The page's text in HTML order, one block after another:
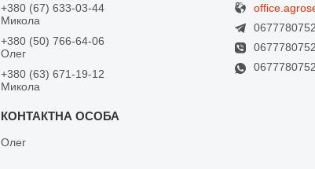
+380 (67) 633-03-44
Микола
+380 (50) 766-64-06
Олег
+380 (63) 671-19-12
Микола
Олег
0677780752
0677780752
0677780752